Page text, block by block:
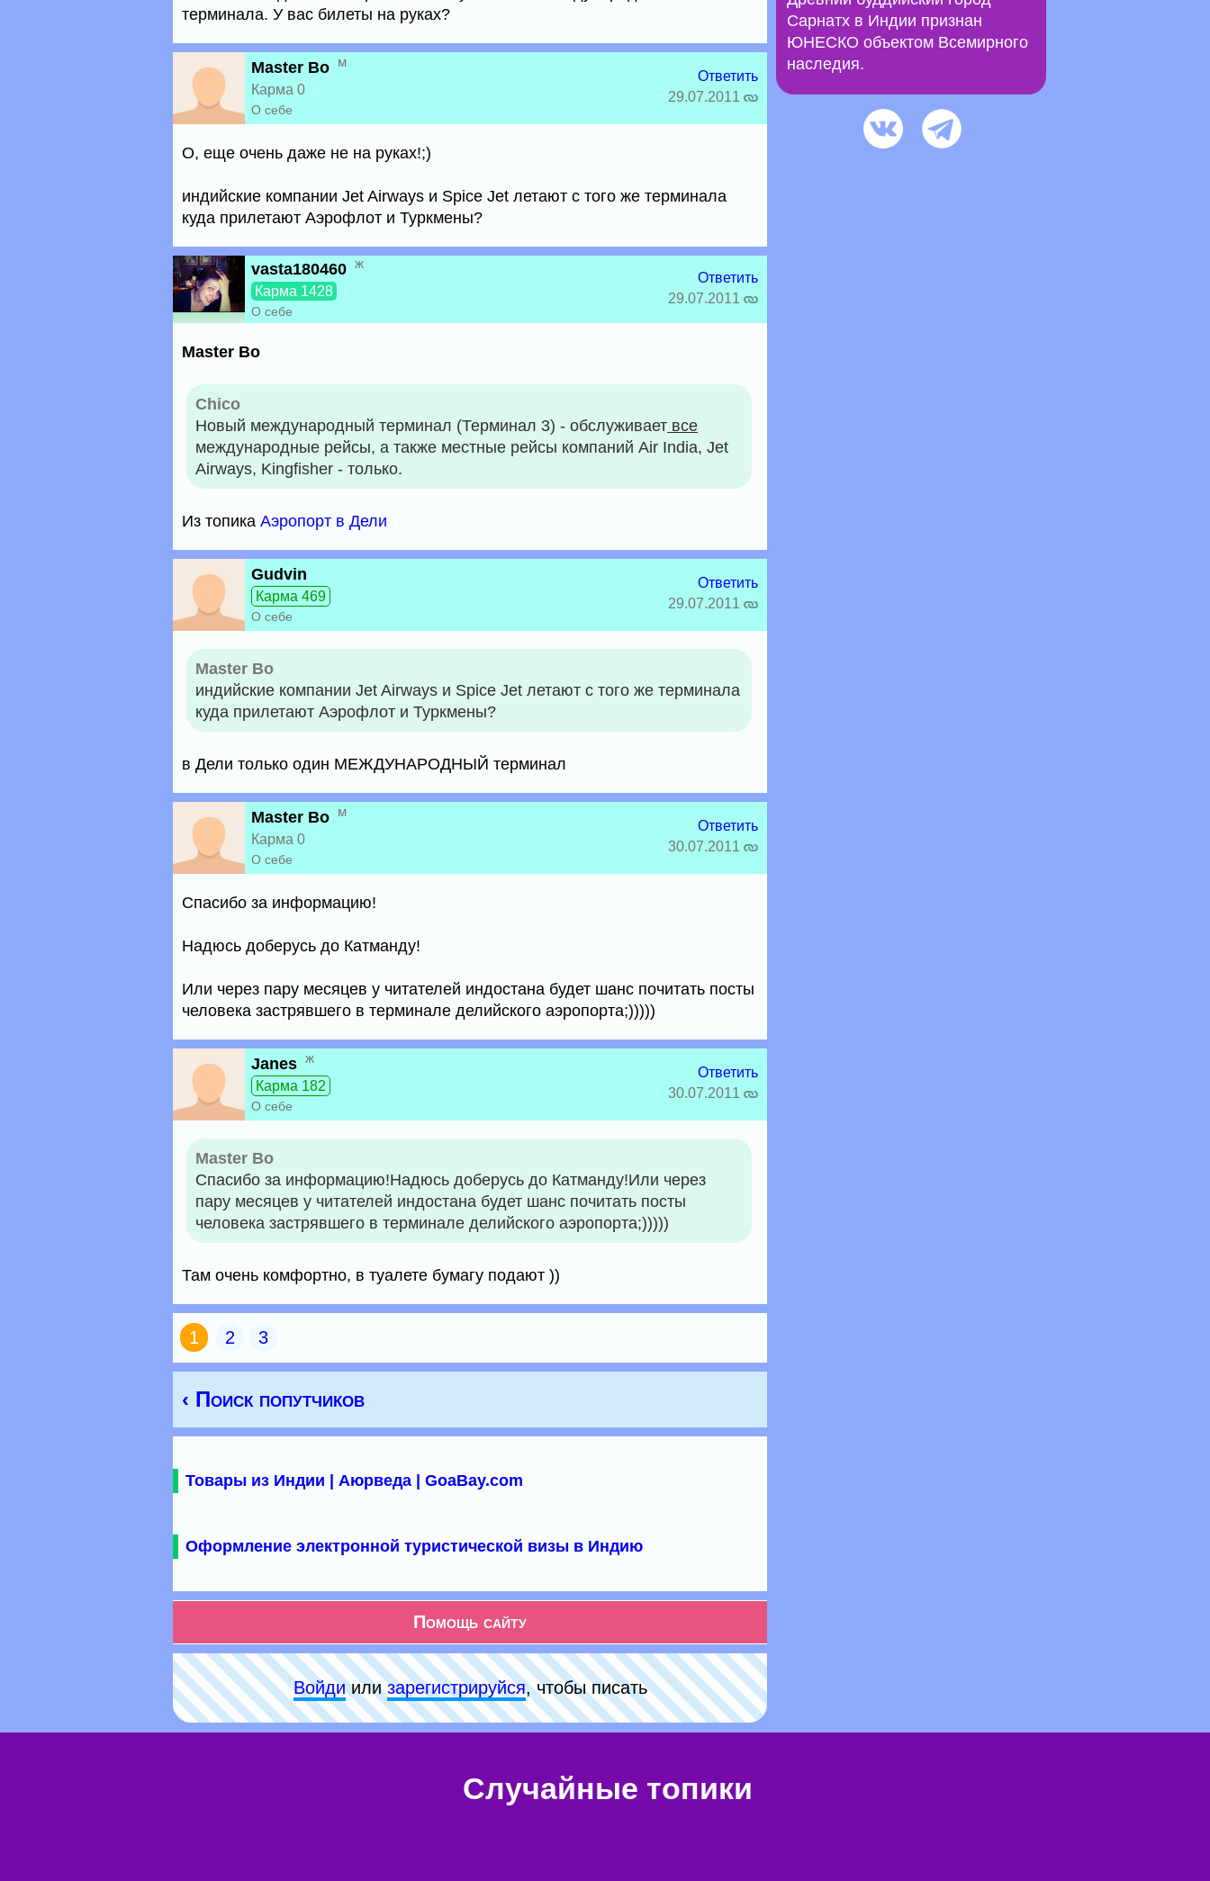
терминала. У вас билеты на руках?
Master Bo м
Карма 0
О себе
Ответить
29.07.2011
О, еще очень даже не на руках!;)
индийские компании Jet Airways и Spice Jet летают с того же терминала
куда прилетают Аэрофлот и Туркмены?
vasta180460 ж
Карма 1428
О себе
Ответить
29.07.2011
Master Bo
Chico
Новый международный терминал (Терминал 3) - обслуживает все
международные рейсы, а также местные рейсы компаний Air India, Jet
Airways, Kingfisher - только.
Из топика Аэропорт в Дели
Gudvin
Карма 469
О себе
Ответить
29.07.2011
Master Bo
индийские компании Jet Airways и Spice Jet летают с того же терминала
куда прилетают Аэрофлот и Туркмены?
в Дели только один МЕЖДУНАРОДНЫЙ терминал
Master Bo м
Карма 0
О себе
Ответить
30.07.2011
Спасибо за информацию!
Надюсь доберусь до Катманду!
Или через пару месяцев у читателей индостана будет шанс почитать посты
человека застрявшего в терминале делийского аэропорта;)))))
Janes ж
Карма 182
О себе
Ответить
30.07.2011
Master Bo
Спасибо за информацию!Надюсь доберусь до Катманду!Или через
пару месяцев у читателей индостана будет шанс почитать посты
человека застрявшего в терминале делийского аэропорта;)))))
Там очень комфортно, в туалете бумагу подают ))
1 2 3
‹ Поиск попутчиков
Товары из Индии | Аюрведа | GoaBay.com
Оформление электронной туристической визы в Индию
Помощь сайту
Войдиилизарeгиcтpируйся, чтобы писать
Сарнатх в Индии признан
ЮНЕСКО объектом Всемирного
наследия.
Случайные топики